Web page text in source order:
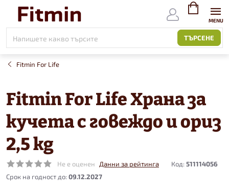
съдържанието
ТЪРСЕНЕ
ВИЖ
Fitmin For Life
Fitmin For Life Храна за
кучета с говеждо и ориз
2,5 kg
Не е оценен Данни за рейтинга Код: 511114056
09.12.2027